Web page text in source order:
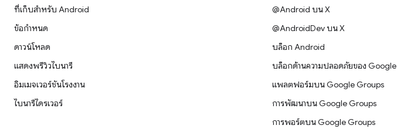
ที่เก็บสำหรับ Android
ข้อกำหนด
ดาวน์โหลด
แสดงพรีวิวไบนารี
อิมเมจเวอร์ชันโรงงาน
ไบนารีไดรเวอร์
@Android บน X
@AndroidDev บน X
บล็อก Android
บล็อกด้านความปลอดภัยของ Google
แพลตฟอร์มบน Google Groups
การพัฒนาบน Google Groups
การพอร์ตบน Google Groups